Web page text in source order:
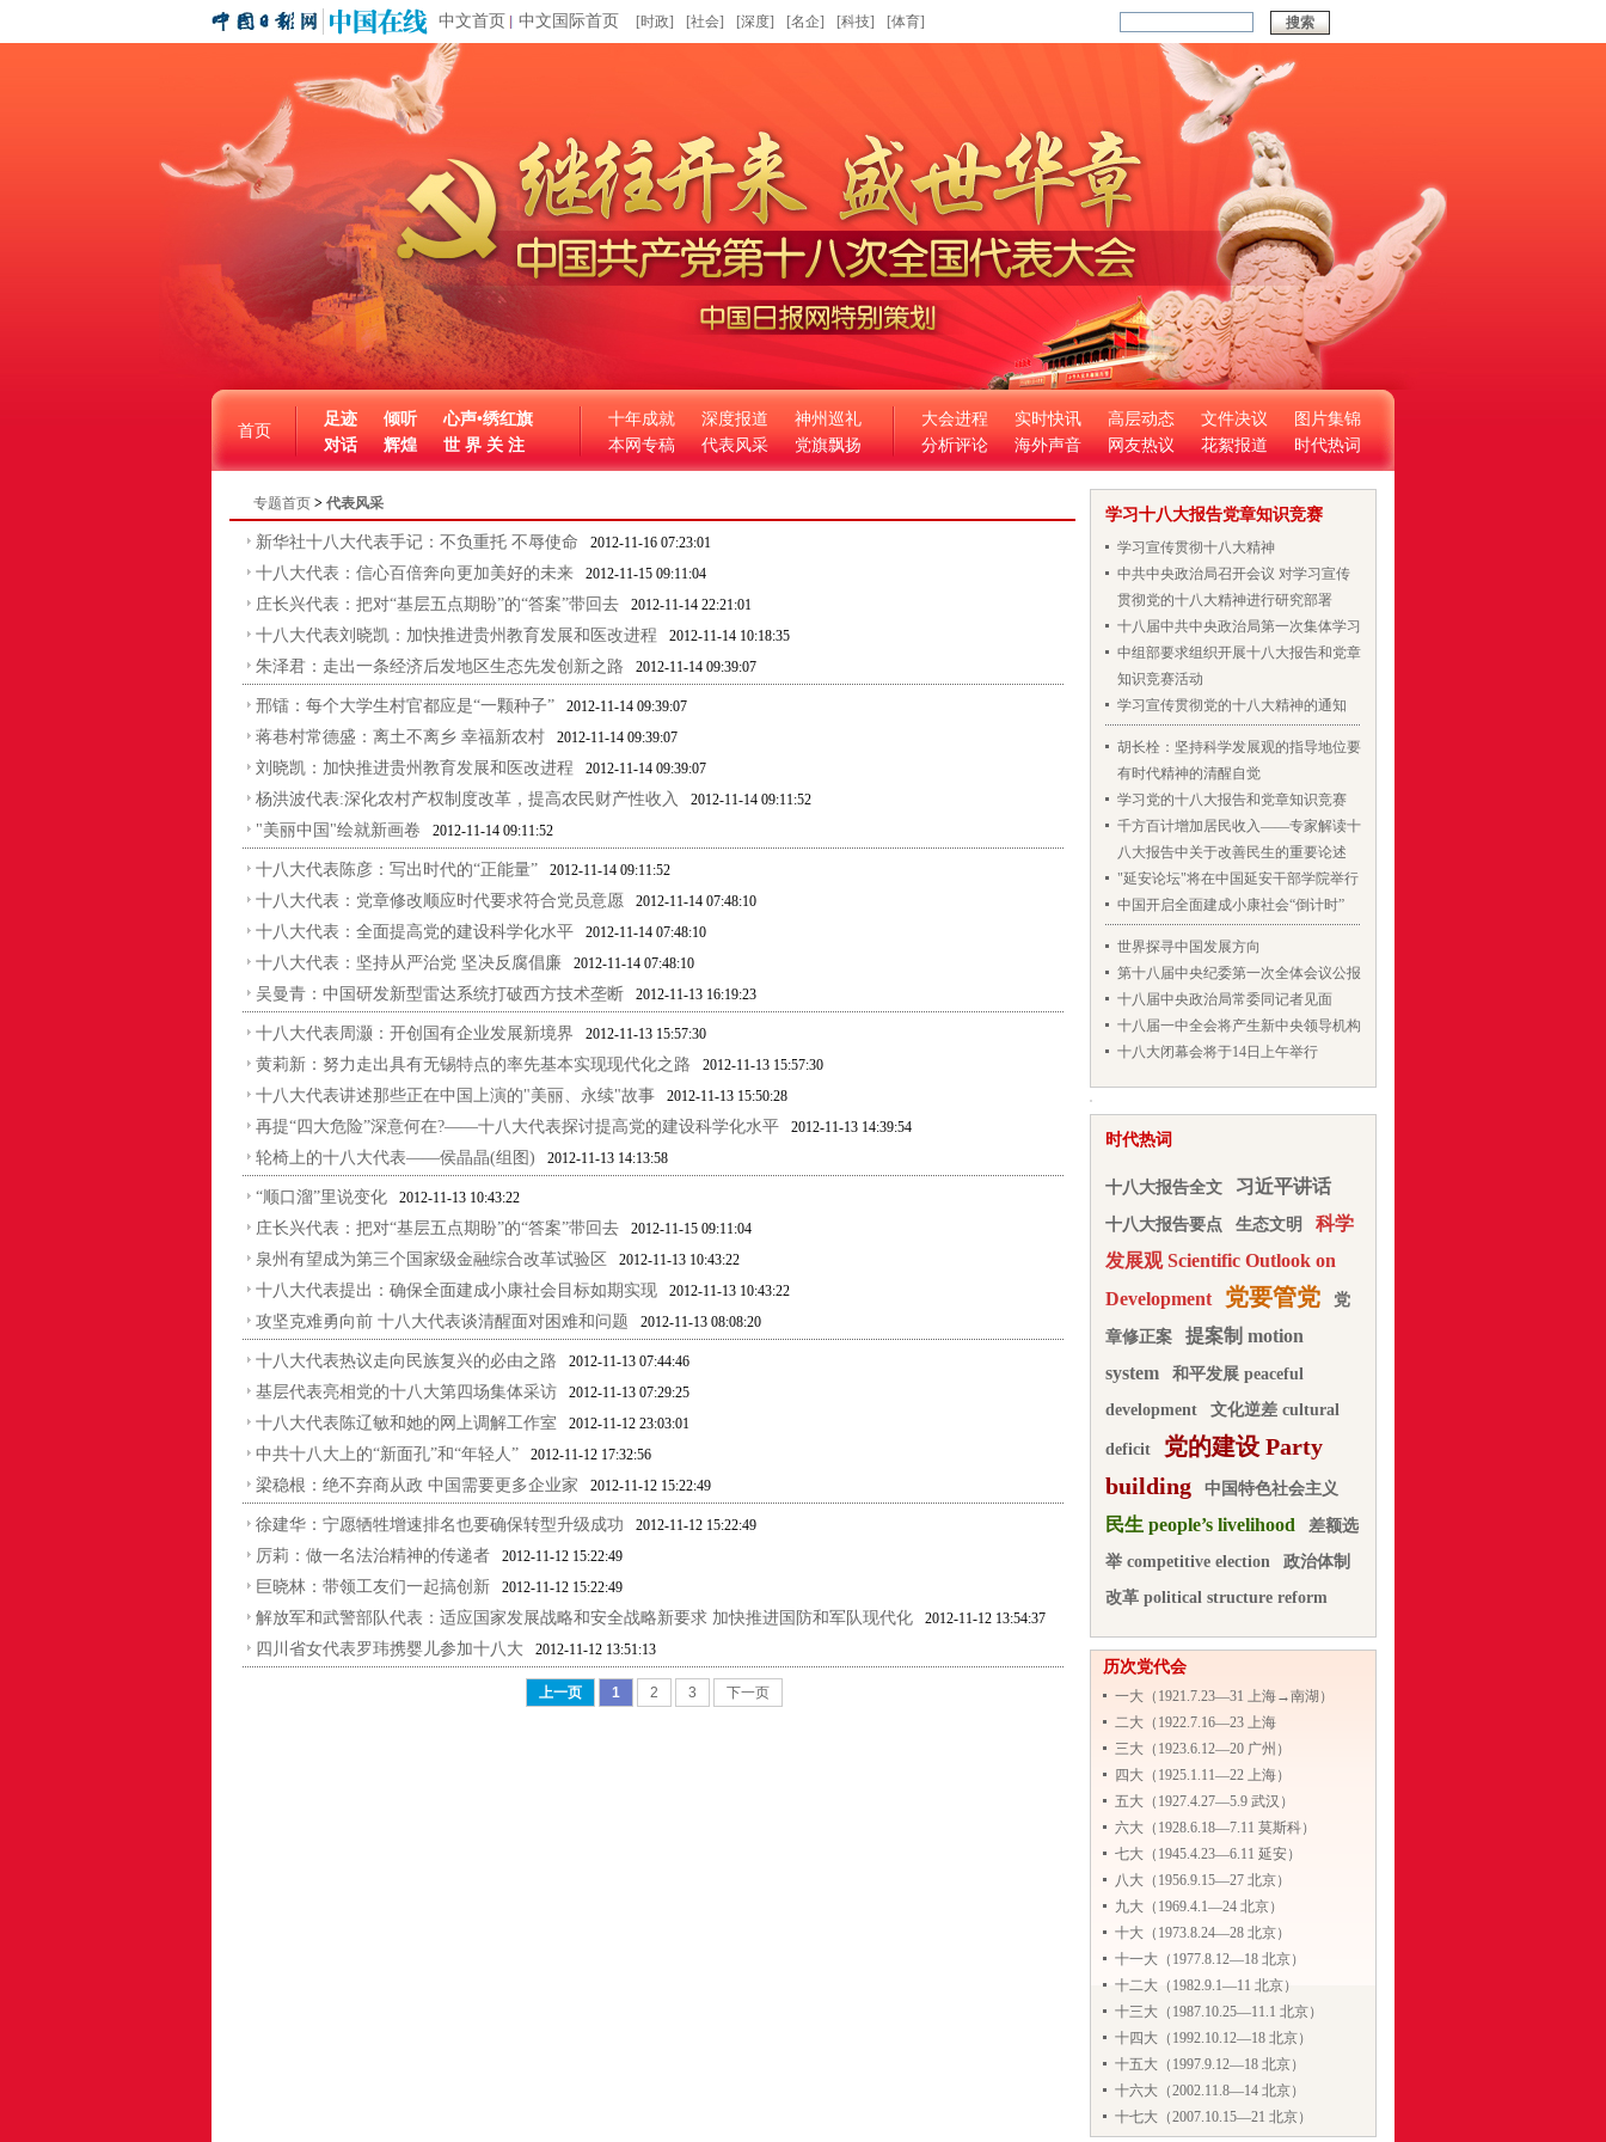
中文首页 中文国际首页 [时政] [社会] [深度] [名企] [科技] [体育] 搜索
首页
足迹 倾听
心声•绣红旗
对话
辉煌 世 界 关 注
十年成就 深度报道
神州巡礼
本网专稿
代表风采 党旗飘扬
大会进程 实时快讯 高层动态 文件决议
图片集锦
分析评论
海外声音 网友热议 花絮报道 时代热词
专题首页 > 代表风采
新华社十八大代表手记：不负重托 不辱使命 2012-11-16 07:23:01
十八大代表：信心百倍奔向更加美好的未来 2012-11-15 09:11:04
庄长兴代表：把对“基层五点期盼”的“答案”带回去 2012-11-14 22:21:01
十八大代表刘晓凯：加快推进贵州教育发展和医改进程 2012-11-14 10:18:35
朱泽君：走出一条经济后发地区生态先发创新之路 2012-11-14 09:39:07
邢镭：每个大学生村官都应是“一颗种子” 2012-11-14 09:39:07
蒋巷村常德盛：离土不离乡 幸福新农村 2012-11-14 09:39:07
刘晓凯：加快推进贵州教育发展和医改进程 2012-11-14 09:39:07
杨洪波代表:深化农村产权制度改革，提高农民财产性收入 2012-11-14 09:11:52
"美丽中国"绘就新画卷 2012-11-14 09:11:52
十八大代表陈彦：写出时代的“正能量” 2012-11-14 09:11:52
十八大代表：党章修改顺应时代要求符合党员意愿 2012-11-14 07:48:10
十八大代表：全面提高党的建设科学化水平 2012-11-14 07:48:10
十八大代表：坚持从严治党 坚决反腐倡廉 2012-11-14 07:48:10
吴曼青：中国研发新型雷达系统打破西方技术垄断 2012-11-13 16:19:23
十八大代表周灏：开创国有企业发展新境界 2012-11-13 15:57:30
黄莉新：努力走出具有无锡特点的率先基本实现现代化之路 2012-11-13 15:57:30
十八大代表讲述那些正在中国上演的"美丽、永续"故事 2012-11-13 15:50:28
再提“四大危险”深意何在?——十八大代表探讨提高党的建设科学化水平 2012-11-13 14:39:54
轮椅上的十八大代表——侯晶晶(组图) 2012-11-13 14:13:58
“顺口溜”里说变化 2012-11-13 10:43:22
庄长兴代表：把对“基层五点期盼”的“答案”带回去 2012-11-15 09:11:04
泉州有望成为第三个国家级金融综合改革试验区 2012-11-13 10:43:22
十八大代表提出：确保全面建成小康社会目标如期实现 2012-11-13 10:43:22
攻坚克难勇向前 十八大代表谈清醒面对困难和问题 2012-11-13 08:08:20
十八大代表热议走向民族复兴的必由之路 2012-11-13 07:44:46
基层代表亮相党的十八大第四场集体采访 2012-11-13 07:29:25
十八大代表陈辽敏和她的网上调解工作室 2012-11-12 23:03:01
中共十八大上的“新面孔”和“年轻人” 2012-11-12 17:32:56
梁稳根：绝不弃商从政 中国需要更多企业家 2012-11-12 15:22:49
徐建华：宁愿牺牲增速排名也要确保转型升级成功 2012-11-12 15:22:49
厉莉：做一名法治精神的传递者 2012-11-12 15:22:49
巨晓林：带领工友们一起搞创新 2012-11-12 15:22:49
解放军和武警部队代表：适应国家发展战略和安全战略新要求 加快推进国防和军队现代化 2012-11-12 13:54:37
四川省女代表罗玮携婴儿参加十八大 2012-11-12 13:51:13
上一页 1 2 3 下一页
学习十八大报告党章知识竞赛
学习宣传贯彻十八大精神
中共中央政治局召开会议 对学习宣传
贯彻党的十八大精神进行研究部署
十八届中共中央政治局第一次集体学习
中组部要求组织开展十八大报告和党章
知识竞赛活动
学习宣传贯彻党的十八大精神的通知
胡长栓：坚持科学发展观的指导地位要
有时代精神的清醒自觉
学习党的十八大报告和党章知识竞赛
千方百计增加居民收入——专家解读十
八大报告中关于改善民生的重要论述
"延安论坛"将在中国延安干部学院举行
中国开启全面建成小康社会“倒计时”
世界探寻中国发展方向
第十八届中央纪委第一次全体会议公报
十八届中央政治局常委同记者见面
十八届一中全会将产生新中央领导机构
十八大闭幕会将于14日上午举行
时代热词
十八大报告全文 习近平讲话
十八大报告要点 生态文明
科学
发展观 Scientific Outlook on
Development
党要管党 党
章修正案
提案制 motion
system
和平发展 peaceful
development
文化逆差 cultural
deficit
党的建设 Party
building
中国特色社会主义
民生 people’s livelihood
差额选
举 competitive election
政治体制
改革 political structure reform
历次党代会
一大（1921.7.23―31 上海→南湖）
二大（1922.7.16―23 上海
三大（1923.6.12—20 广州）
四大（1925.1.11―22 上海）
五大（1927.4.27—5.9 武汉）
六大（1928.6.18―7.11 莫斯科）
七大（1945.4.23―6.11 延安）
八大（1956.9.15—27 北京）
九大（1969.4.1—24 北京）
十大（1973.8.24—28 北京）
十一大（1977.8.12―18 北京）
十二大（1982.9.1—11 北京）
十三大（1987.10.25—11.1 北京）
十四大（1992.10.12—18 北京）
十五大（1997.9.12—18 北京）
十六大（2002.11.8—14 北京）
十七大（2007.10.15—21 北京）